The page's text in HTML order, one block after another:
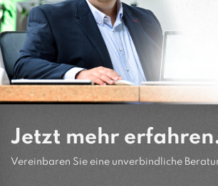
Jetzt mehr
Vereinbaren Sie eine unverbindliche